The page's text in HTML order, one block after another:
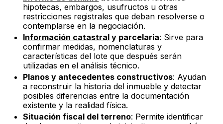
hipotecas, embargos, usufructos u otras
restricciones registrales que deban resolverse o
contemplarse en la negociación.
Información catastral y parcelaria: Sirve para
confirmar medidas, nomenclaturas y
características del lote que después serán
utilizadas en el análisis técnico.
Planos y antecedentes constructivos: Ayudan
a reconstruir la historia del inmueble y detectar
posibles diferencias entre la documentación
existente y la realidad física.
Situación fiscal del terreno: Permite identificar